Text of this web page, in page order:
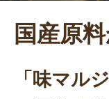
国産原
「味マル